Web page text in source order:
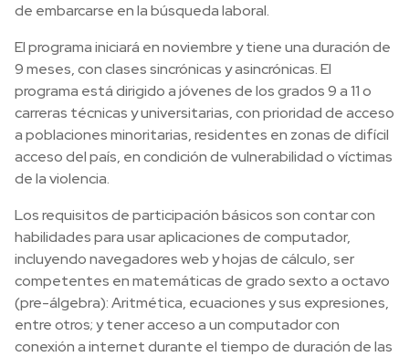
de embarcarse en la búsqueda laboral.
El programa iniciará en noviembre y tiene una duración de
9 meses, con clases sincrónicas y asincrónicas. El
programa está dirigido a jóvenes de los grados 9 a 11 o
carreras técnicas y universitarias, con prioridad de acceso
a poblaciones minoritarias, residentes en zonas de difícil
acceso del país, en condición de vulnerabilidad o víctimas
de la violencia.
Los requisitos de participación básicos son contar con
habilidades para usar aplicaciones de computador,
incluyendo navegadores web y hojas de cálculo, ser
competentes en matemáticas de grado sexto a octavo
(pre-álgebra): Aritmética, ecuaciones y sus expresiones,
entre otros; y tener acceso a un computador con
conexión a internet durante el tiempo de duración de las